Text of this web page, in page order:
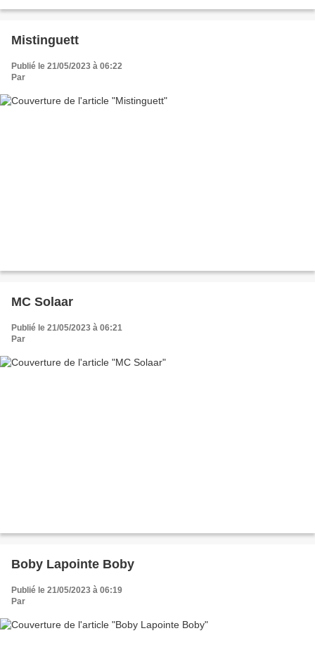
Mistinguett
Publié le 21/05/2023 à 06:22
Par
MC Solaar
Publié le 21/05/2023 à 06:21
Par
Boby Lapointe Boby
Publié le 21/05/2023 à 06:19
Par